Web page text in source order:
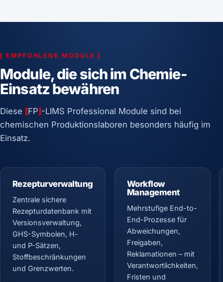
[ EMPFOHLENE MODULE ]
Module, die sich im Chemie-
Einsatz bewähren
Diese [FP]-LIMS Professional Module sind bei
chemischen Produktionslaboren besonders häufig im
Einsatz.
Rezepturverwaltung
Zentrale sichere
Rezepturdatenbank mit
Versionsverwaltung,
GHS-Symbolen, H-
und P-Sätzen,
Stoffbeschränkungen
und Grenzwerten.
Workflow
Management
Mehrstufige End-to-
End-Prozesse für
Abweichungen,
Freigaben,
Reklamationen – mit
Verantwortlichkeiten,
Fristen und